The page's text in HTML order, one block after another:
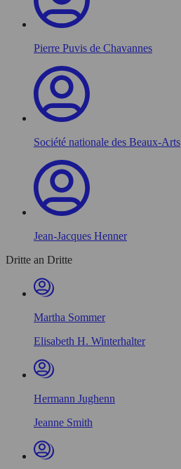
Pierre Puvis de Chavannes
Société nationale des Beaux-Arts
Jean-Jacques Henner
Dritte an Dritte
Martha Sommer
Elisabeth H. Winterhalter
Hermann Jughenn
Jeanne Smith